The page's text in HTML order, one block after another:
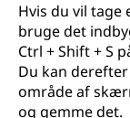
Hvis du vil
bruge det
Ctrl + Shift + S
Du kan
område af
og gemme det.